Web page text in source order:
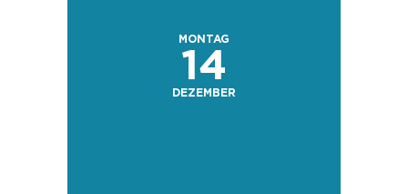
MONTAG
14
DEZEMBER